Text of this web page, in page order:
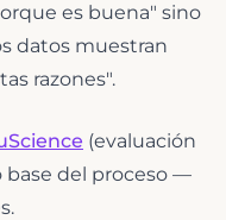
es buena" sino
datos muestran
razones".
(evaluación
del proceso —